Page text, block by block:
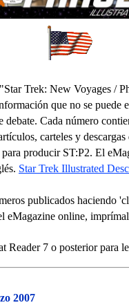
English eMagazine
Trek: New Voyages /
que no se puede
debate. Cada número
carteles y
producir ST:P2. El
Star Trek Illustrated
publicados haciendo
eMagazine online,
Reader 7 o posterior para
2007